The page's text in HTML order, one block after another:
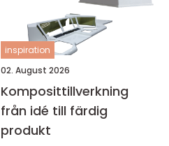
inspiration
02. August 2026
Komposittillverkning
från idé till färdig
produkt